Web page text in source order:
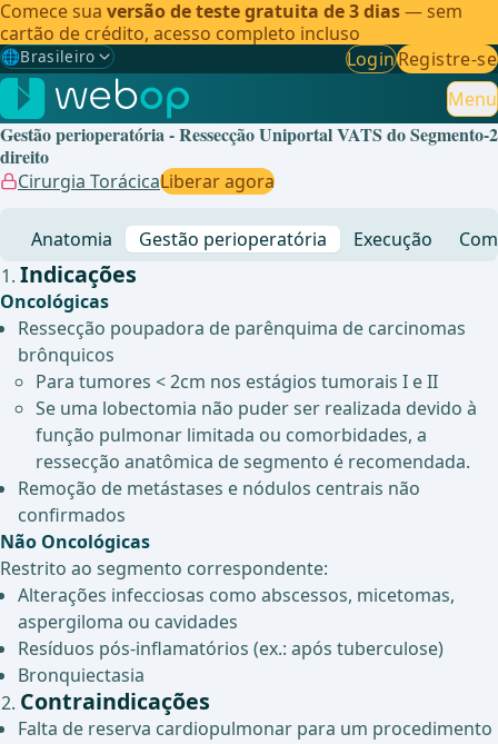
Comece sua versão de teste gratuita de 3 dias— sem
cartão de crédito, acesso completo incluso
🌐Brasileiro
Gewählte Sprache: Brasileiro
🇩🇪 Alemão
🇬🇧Inglês
🇪🇸Espanhol
🇧🇷Brasileiro ✓
LoginRegistre-se
Menu
Gestão perioperatória - Ressecção Uniportal VATS do Segmento-2
direito
Cirurgia TorácicaLiberar agora
Anatomia Gestão perioperatória Execução
Indicações
Oncológicas
Ressecção poupadora de parênquima de carcinomas
brônquicos
Para tumores < 2cm nos estágios tumorais I e II
Se uma lobectomia não puder ser realizada devido à
função pulmonar limitada ou comorbidades, a
ressecção anatômica de segmento é recomendada.
Remoção de metástases e nódulos centrais não
confirmados
Não Oncológicas
Restrito ao segmento correspondente:
Alterações infecciosas como abscessos, micetomas,
aspergiloma ou cavidades
Resíduos pós-inflamatórios (ex.: após tuberculose)
Bronquiectasia
Contraindicações
Falta de reserva cardiopulmonar para um procedimento